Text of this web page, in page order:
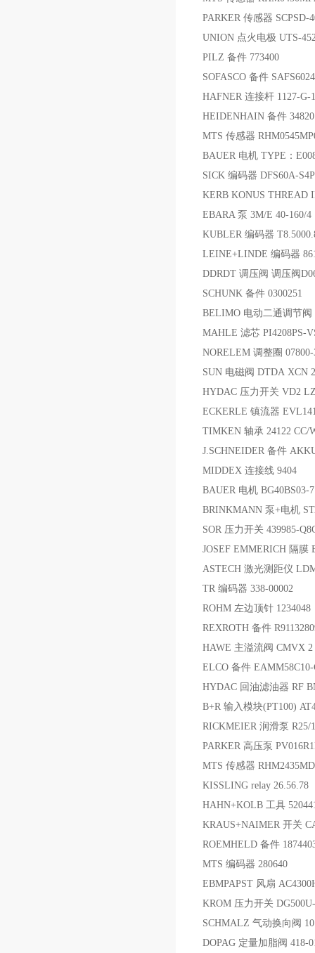
PARKER 传感器 SCPSD-
UNION 点火电极 UTS-
PILZ 备件 773400
SOFASCO 备件
HAFNER 连接杆 1127-G-
HEIDENHAIN 备件
MTS 传感器
BAUER 电机 TYPE：
SICK 编码器 DFS60A-
KERB KONUS THREAD
EBARA 泵 3M/E 40-160/4
KUBLER 编码器
LEINE+LINDE 编码器
DDRDT 调压阀 调压阀
SCHUNK 备件 0300251
BELIMO 电动二通调节
MAHLE 滤芯 PI4208PS-
NORELEM 调整圈 07800-
SUN 电磁阀 DTDA XCN
HYDAC 压力开关 VD2
ECKERLE 镇流器
TIMKEN 轴承 24122 CC/
J.SCHNEIDER 备件
MIDDEX 连接线 9404
BAUER 电机 BG40BS03-
BRINKMANN 泵+电机
SOR 压力开关 439985-
JOSEF EMMERICH 隔膜
ASTECH 激光测距仪
TR 编码器 338-00002
ROHM 左边顶针 1234048
REXROTH 备件
HAWE 主溢流阀 CMVX 2
ELCO 备件 EAMM58C10-
HYDAC 回油滤油器 RF
B+R 输入模块(PT100)
RICKMEIER 润滑泵 R25/
PARKER 高压泵
MTS 传感器
KISSLING relay 26.56.78
HAHN+KOLB 工具
KRAUS+NAIMER 开关
ROEMHELD 备件
MTS 编码器 280640
EBMPAPST 风扇
KROM 压力开关
SCHMALZ 气动换向阀
DOPAG 定量加脂阀 418-